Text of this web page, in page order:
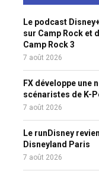
Le podcast
sur Camp Rock et
Camp Rock 3
7 août 2026
FX développe une
scénaristes de K-
7 août 2026
Le runDisney
Disneyland Paris
7 août 2026